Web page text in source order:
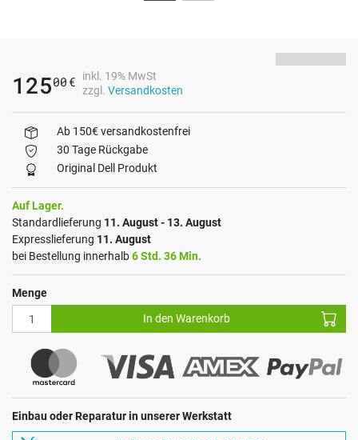
12500 €
inkl. 19% MwSt
zzgl. Versandkosten
Ab 150€ versandkostenfrei
30 Tage Rückgabe
Original Dell Produkt
Auf Lager.
Standardlieferung 11. August - 13. August
Expresslieferung 11. August
bei Bestellung innerhalb6 Std. 36 Min.
Menge
In den Warenkorb
Einbau oder Reparatur in unserer Werkstatt